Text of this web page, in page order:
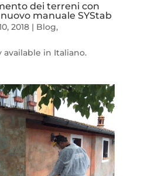
dei terreni con
manuale SYStab
2018| Blog,
in Italiano.